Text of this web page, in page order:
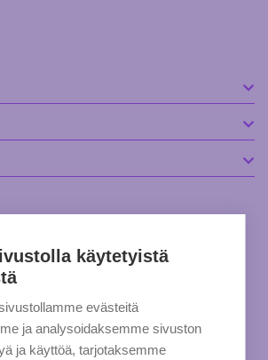
käytetyistä
evästeitä
ja analysoidaksemme sivuston
ja käyttöä, tarjotaksemme